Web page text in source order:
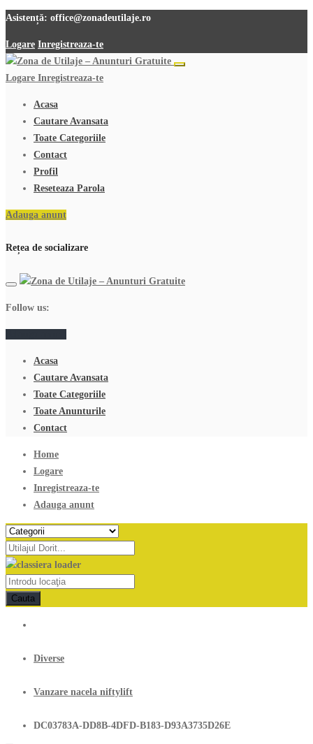
Asistență: office@zonadeutilaje.ro
Logare Inregistreaza-te
Logare Inregistreaza-te
Acasa
Cautare Avansata
Toate Categoriile
Contact
Profil
Reseteaza Parola
Adauga anunt
Rețea de socializare
Follow us:
Acasa
Cautare Avansata
Toate Categoriile
Toate Anunturile
Contact
Home
Logare
Inregistreaza-te
Adauga anunt
Cauta
Diverse
Vanzare nacela niftylift
DC03783A-DD8B-4DFD-B183-D93A3735D26E